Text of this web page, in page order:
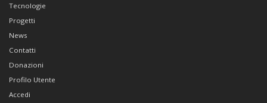
Tecnologie
Progetti
News
Contatti
Donazioni
Profilo Utente
Accedi